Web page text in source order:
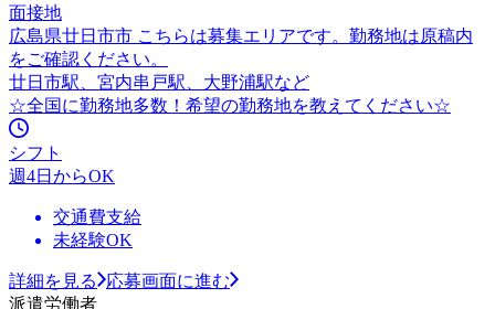
面接地
広島県廿日市市 こちらは募集エリアです。勤務地は原稿内
をご確認ください。
廿日市駅、宮内串戸駅、大野浦駅など
☆全国に勤務地多数！希望の勤務地を教えてください☆
シフト
週4日からOK
交通費支給
未経験OK
詳細を見る
応募画面に進む
派遣労働者